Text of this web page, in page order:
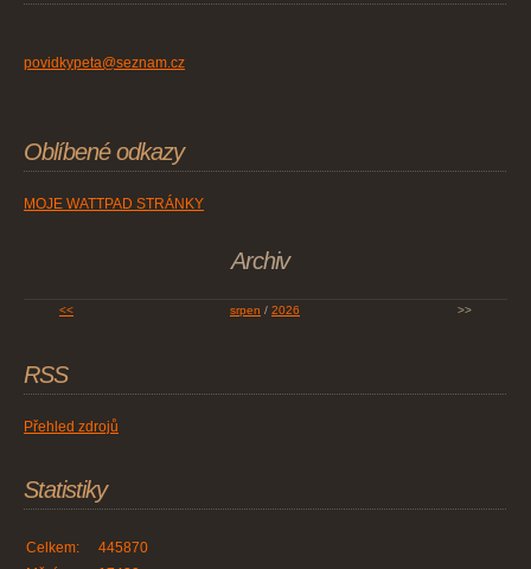
povidkypeta@seznam.cz
Oblíbené odkazy
MOJE WATTPAD STRÁNKY
Archiv
<< srpen / 2026 >>
RSS
Přehled zdrojů
Statistiky
Celkem:
445870